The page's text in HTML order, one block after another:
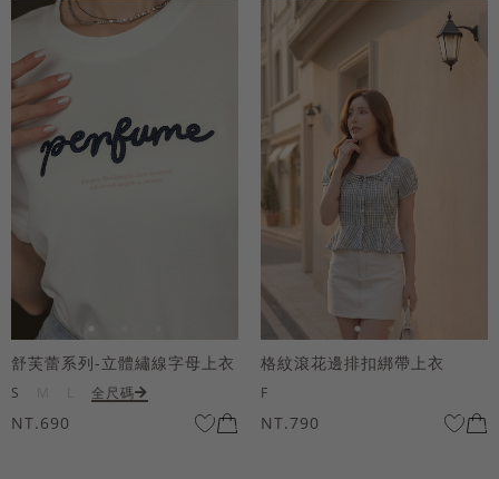
舒芙蕾系列-立體繡線字母上衣
S 全尺碼
NT.690
格紋滾花邊排扣綁帶上衣
F
NT.790